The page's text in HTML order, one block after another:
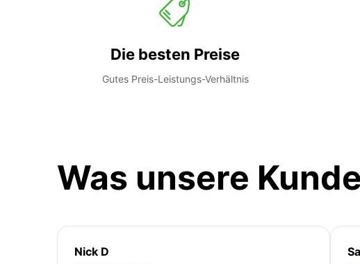
Die besten Preise
Gutes Preis-Leistungs-Verhältnis
Was unsere
Nick D